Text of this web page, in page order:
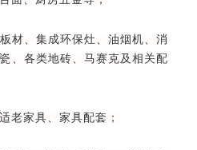
材、集成环保灶、油烟机、消
、各类地砖、马赛克及相关配
老家具、家具配套；